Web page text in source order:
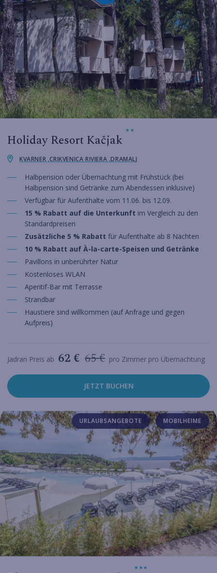
Holiday Resort Kačjak
KVARNER ,CRIKVENICA RIVIERA ,DRAMALJ
Halbpension oder Übernachtung mit Frühstück (bei
Halbpension sind Getränke zum Abendessen inklusive)
Verfügbar für Aufenthalte vom 11.06. bis 12.09.
15 % Rabatt auf die Unterkunft im Vergleich zu den
Standardpreisen
Zusätzliche 5 % Rabatt für Aufenthalte ab 8 Nächten
10 % Rabatt auf À-la-carte-Speisen und Getränke
Pavillons in unberührter Natur
Kostenloses WLAN
Aperitif-Bar mit Terrasse
Strandbar
Haustiere sind willkommen (auf Anfrage und gegen
Aufpreis)
Jadran Preis ab 62 € 65 € pro Zimmer pro Übernachtung
JETZT BUCHEN
URLAUBSANGEBOTE MOBILHEIME